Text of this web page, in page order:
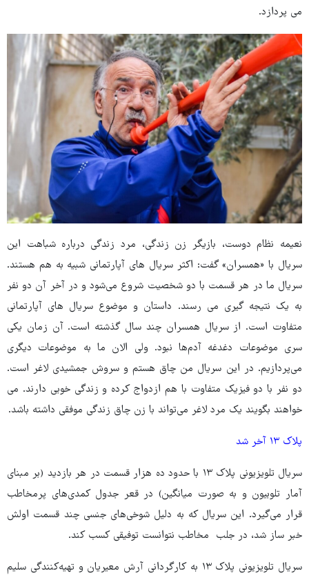
می پردازد.
نعیمه نظام دوست، بازیگر زن زندگی، مرد زندگی درباره شباهت این
سریال با «همسران» گفت: اکثر سریال های آپارتمانی شبیه به هم هستند.
سریال ما در هر قسمت با دو شخصیت شروع می‌شود و در آخر آن دو نفر
به یک نتیجه گیری می رسند. داستان و موضوع سریال های آپارتمانی
متفاوت است. از سریال همسران چند سال گذشته است. آن زمان یکی
سری موضوعات دغدغه آدم‌ها نبود. ولی الان ما به موضوعات دیگری
می‌پردازیم. در این سریال من چاق هستم و سروش جمشیدی لاغر است.
دو نفر با دو فیزیک متفاوت با هم ازدواج کرده و زندگی خوبی دارند. می
خواهند بگویند یک مرد لاغر می‌تواند با زن چاق زندگی موفقی داشته باشد.
پلاک ۱۳ آخر شد
سریال تلویزیونی پلاک ۱۳ با حدود ده هزار قسمت در هر بازدید (بر مبنای
آمار تلوبیون و به صورت میانگین) در قعر جدول کمدی‌های پرمخاطب
قرار می‌گیرد. این سریال که به دلیل شوخی‌های جنسی چند قسمت اولش
خبر ساز شد، در جلب مخاطب نتوانست توفیقی کسب کند.
سریال تلویزیونی پلاک ۱۳ به کارگردانی آرش معیریان و تهیه‌کنندگی سلیم